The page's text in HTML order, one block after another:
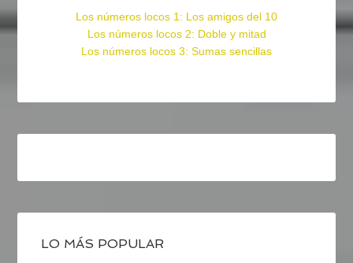
Los números locos 1: Los amigos del 10
Los números locos 2: Doble y mitad
Los números locos 3: Sumas sencillas
LO MÁS POPULAR